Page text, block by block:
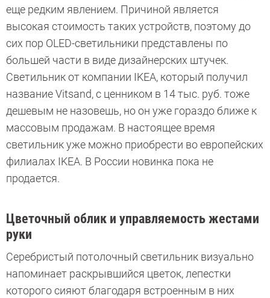
еще редким явлением. Причиной является
высокая стоимость таких устройств, поэтому до
сих пор OLED-светильники представлены по
большей части в виде дизайнерских штучек.
Светильник от компании IKEA, который получил
название Vitsand, с ценником в 14 тыс. руб. тоже
дешевым не назовешь, но он уже гораздо ближе к
массовым продажам. В настоящее время
светильник уже можно приобрести во европейских
филиалах IKEA. В России новинка пока не
продается.
Цветочный облик и управляемость жестами
руки
Серебристый потолочный светильник визуально
напоминает раскрывшийся цветок, лепестки
которого сияют благодаря встроенным в них